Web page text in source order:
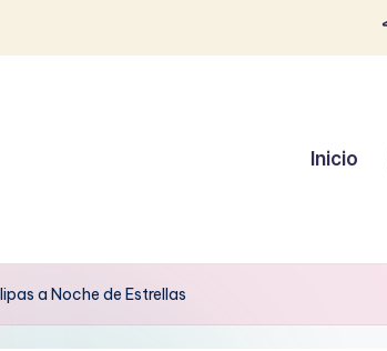
Inicio
a Noche de Estrellas